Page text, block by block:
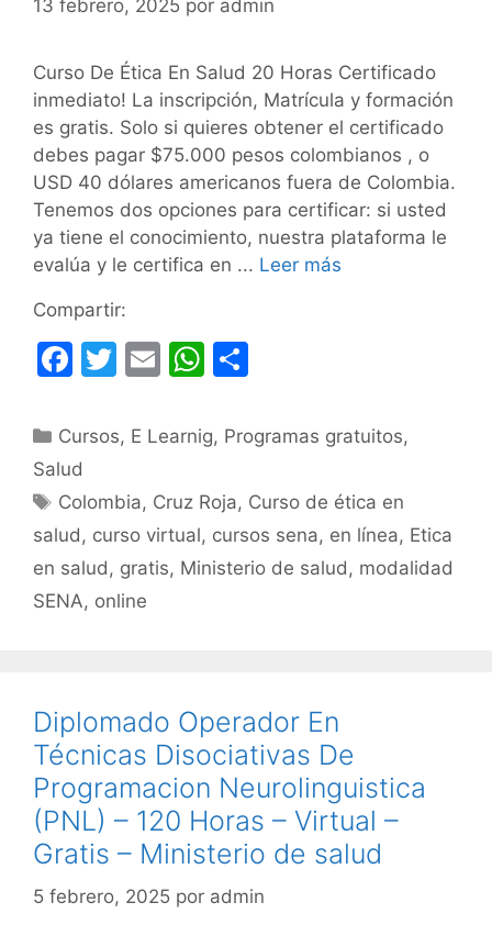
13 febrero, 2025 por admin
Curso De Ética En Salud 20 Horas Certificado
inmediato! La inscripción, Matrícula y formación
es gratis. Solo si quieres obtener el certificado
debes pagar $75.000 pesos colombianos , o
USD 40 dólares americanos fuera de Colombia.
Tenemos dos opciones para certificar: si usted
ya tiene el conocimiento, nuestra plataforma le
evalúa y le certifica en ... Leer más
Compartir:
F
c
e
b
o
o
k
T
itt
E
ai
W
at
A
p
p
m
ar
tir
Categorías
Cursos, E Learnig, Programas gratuitos,
Salud
Etiquetas
Colombia, Cruz Roja, Curso de ética en
salud, curso virtual, cursos sena, en línea, Etica
en salud, gratis, Ministerio de salud, modalidad
SENA, online
Diplomado Operador En
Técnicas Disociativas De
Programacion Neurolinguistica
(PNL) – 120 Horas – Virtual –
Gratis – Ministerio de salud
5 febrero, 2025 por admin